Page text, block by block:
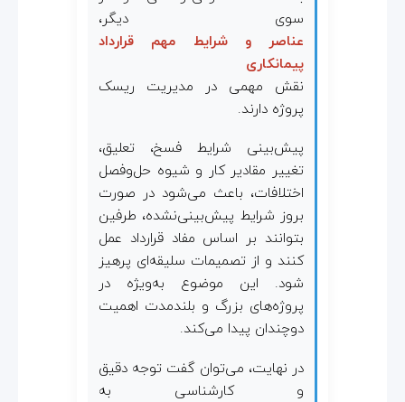
سوی دیگر،
عناصر و شرایط مهم قرارداد
پیمانکاری
نقش مهمی در مدیریت ریسک
پروژه دارند.
پیش‌بینی شرایط فسخ، تعلیق،
تغییر مقادیر کار و شیوه حل‌وفصل
اختلافات، باعث می‌شود در صورت
بروز شرایط پیش‌بینی‌نشده، طرفین
بتوانند بر اساس مفاد قرارداد عمل
کنند و از تصمیمات سلیقه‌ای پرهیز
شود. این موضوع به‌ویژه در
پروژه‌های بزرگ و بلندمدت اهمیت
دوچندان پیدا می‌کند.
در نهایت، می‌توان گفت توجه دقیق
و کارشناسی به